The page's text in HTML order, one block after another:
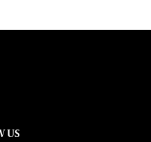
US